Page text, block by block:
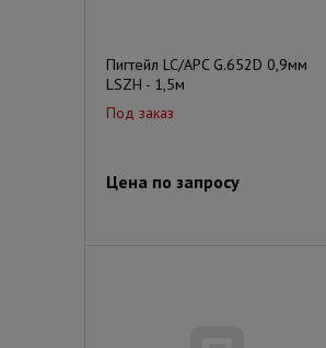
Пигтейл LC/APC G.652D 0,9мм
LSZH - 1,5м
Под заказ
Цена по запросу